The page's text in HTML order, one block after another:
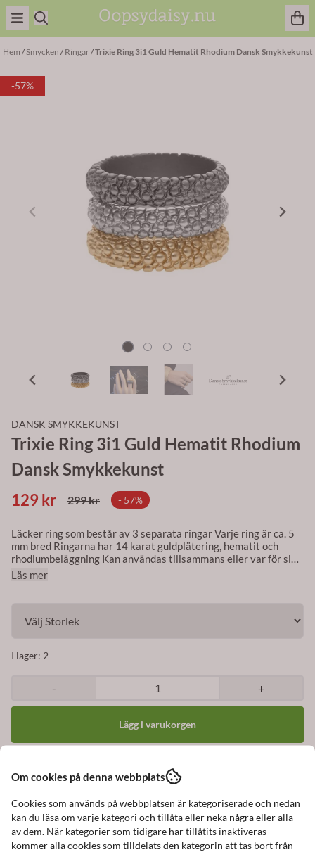
Hoppa till innehåll
Hem /Smycken /Ringar/Trixie Ring 3i1 Guld Hematit Rhodium Dansk Smykkekunst
-57%
DANSK SMYKKEKUNST
Trixie Ring 3i1 Guld Hematit Rhodium
Dansk Smykkekunst
129 kr 299 kr - 57%
Läcker ring som består av 3 separata ringar Varje ring är ca. 5
mm bred Ringarna har 14 karat guldplätering, hematit och
rhodiumbeläggning Kan användas tillsammans eller var för sig
Alla smycken från Dansk Smykkekunst är nickel- kadmium och
blyfria och huvudsakligen framställda av mässing, som är
Läs mer
I lager: 2
- +
Beskrivning
Om cookies på denna webbplats
Cookies som används på webbplatsen är kategoriserade och nedan
kan du läsa om varje kategori och tillåta eller neka några eller alla
av dem. När kategorier som tidigare har tillåtits inaktiveras
kommer alla cookies som tilldelats den kategorin att tas bort från